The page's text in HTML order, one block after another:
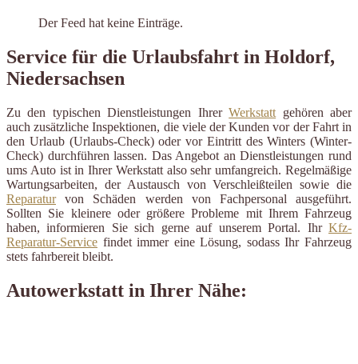
Der Feed hat keine Einträge.
Service für die Urlaubsfahrt in Holdorf,
Niedersachsen
Zu den typischen Dienstleistungen IhrerWerkstatt gehören aber
auch zusätzliche Inspektionen, die viele der Kunden vor der Fahrt in
den Urlaub (Urlaubs-Check) oder vor Eintritt des Winters (Winter-
Check) durchführen lassen. Das Angebot an Dienstleistungen rund
ums Auto ist in Ihrer Werkstatt also sehr umfangreich. Regelmäßige
Wartungsarbeiten, der Austausch von Verschleißteilen sowie die
Reparaturvon Schäden werden von Fachpersonal ausgeführt.
Sollten Sie kleinere oder größere Probleme mit Ihrem Fahrzeug
haben, informieren Sie sich gerne auf unserem Portal. Ihr Kfz-
Reparatur-Service findet immer eine Lösung, sodass Ihr Fahrzeug
stets fahrbereit bleibt.
Autowerkstatt in Ihrer Nähe: